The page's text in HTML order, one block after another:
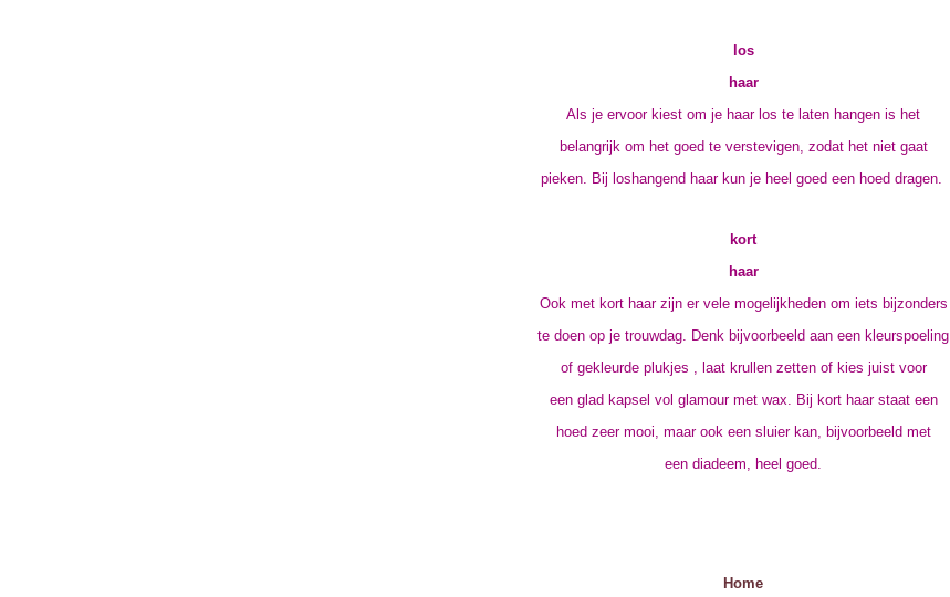
los
haar
Als je ervoor kiest om je haar los te laten hangen is het
belangrijk om het goed te verstevigen, zodat het niet gaat
pieken. Bij loshangend haar kun je heel goed een hoed dragen.
kort
haar
Ook met kort haar zijn er vele mogelijkheden om iets bijzonders
te doen op je trouwdag. Denk bijvoorbeeld aan een kleurspoeling
of gekleurde plukjes , laat krullen zetten of kies juist voor
een glad kapsel vol glamour met wax. Bij kort haar staat een
hoed zeer mooi, maar ook een sluier kan, bijvoorbeeld met
een diadeem, heel goed.
Home